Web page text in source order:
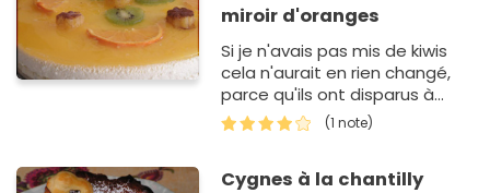
miroir d'oranges
Si je n'avais pas mis de kiwis
cela n'aurait en rien changé,
parce qu'ils ont disparus à
part quelques toutes petites
graines que l'on peut
(1 note)
Cygnes à la chantilly